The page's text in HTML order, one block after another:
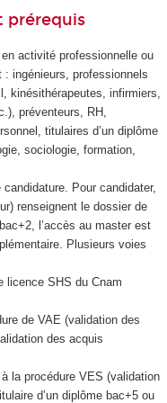
prérequis
activité professionnelle ou
: ingénieurs, professionnels
kinésithérapeutes, infirmiers,
préventeurs, RH,
titulaires d’un diplôme
sociologie, formation,
Pour candidater,
renseignent le dossier de
l’accès au master est
Plusieurs voies
licence SHS du Cnam
de VAE (validation des
des acquis
la procédure VES (validation
d’un diplôme bac+5 ou